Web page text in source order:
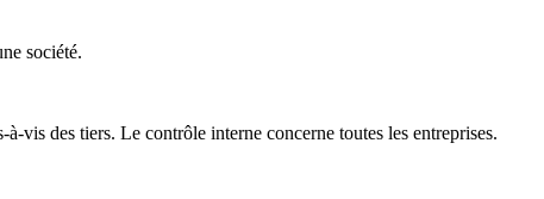
société.
vis des tiers. Le contrôle interne concerne toutes les entreprises.